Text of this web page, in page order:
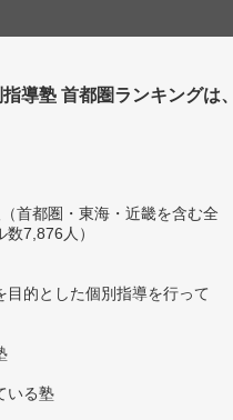
導塾 首都圏ランキングは
首都圏・東海・近畿を含む全
7,876人）
的とした個別指導を行って
いる塾